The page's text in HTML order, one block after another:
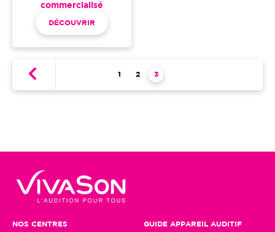
commercialisé
DÉCOUVRIR
Page
1 Page
2 Page courante
3
NOS CENTRES
GUIDE APPAREIL AUDITIF